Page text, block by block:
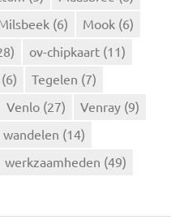
(6) Mook (6)
ov-chipkaart (11)
(6) Tegelen (7)
Venlo (27) Venray (9)
wandelen (14)
werkzaamheden (49)